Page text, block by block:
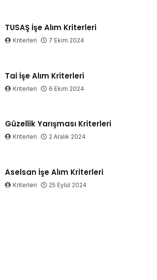
TUSAŞ İşe Alım Kriterleri
Kriterleri 7 Ekim 2024
Tai İşe Alım Kriterleri
Kriterleri 6 Ekim 2024
Güzellik Yarışması Kriterleri
Kriterleri 2 Aralık 2024
Aselsan İşe Alım Kriterleri
Kriterleri 25 Eylül 2024